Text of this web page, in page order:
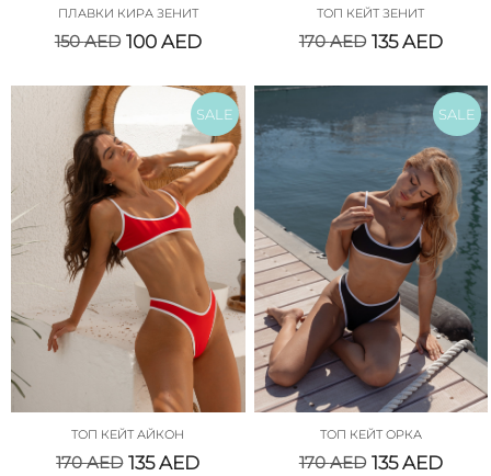
ПЛАВКИ КИРА ЗЕНИТ
150AED 100 AED
ТОП КЕЙТ ЗЕНИТ
170AED 135AED
SALE
ТОП КЕЙТ АЙКОН
170AED 135AED
SALE
ТОП КЕЙТ ОРКА
170AED 135AED